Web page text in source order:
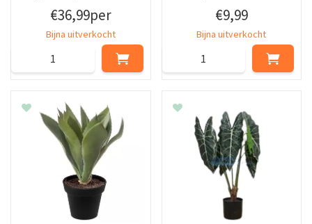
€36,99per
Bijna uitverkocht
€9,99
Bijna uitverkocht